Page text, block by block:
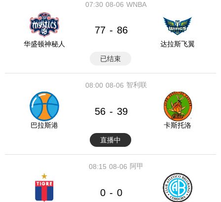
08-06
07:30 WNBA
华盛顿神秘人
77 - 86
达拉斯飞翼
已结束
08-06
08:00 智利联
巴拉斯港
56 - 39
卡斯托洛
直播中
08-06
08:15 阿甲
0 - 0